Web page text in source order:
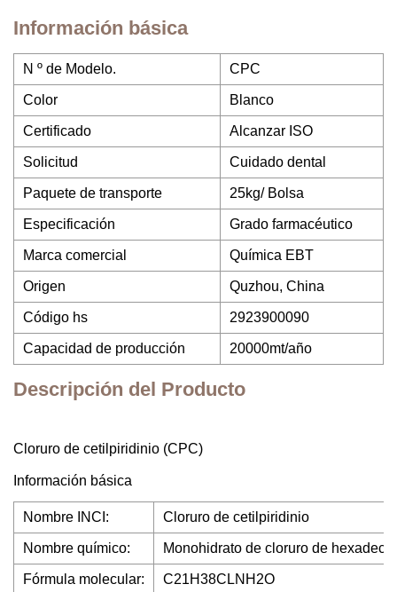
Información básica
N º de Modelo. CPC
Color Blanco
Certificado Alcanzar ISO
Solicitud Cuidado dental
Paquete de transporte 25kg/ Bolsa
Especificación Grado farmacéutico
Marca comercial Química EBT
Origen Quzhou, China
Código hs 2923900090
Capacidad de producción 20000mt/año
Descripción del Producto
Cloruro de cetilpiridinio (CPC)
Información básica
Nombre INCI: Cloruro de cetilpiridinio
Nombre químico: Monohidrato de cloruro de
Fórmula molecular: C21H38CLNH2O